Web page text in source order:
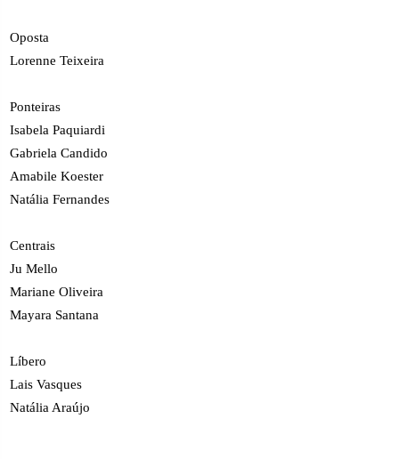
Oposta
Lorenne Teixeira
Ponteiras
Isabela Paquiardi
Gabriela Candido
Amabile Koester
Natália Fernandes
Centrais
Ju Mello
Mariane Oliveira
Mayara Santana
Líbero
Lais Vasques
Natália Araújo